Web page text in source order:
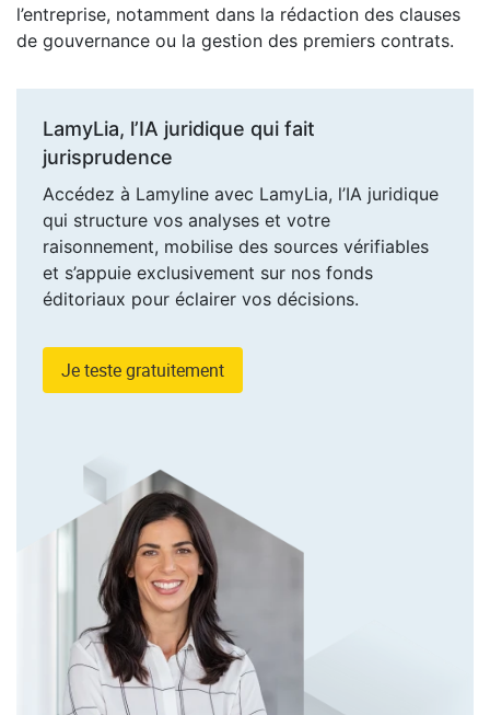
l’entreprise, notamment dans la rédaction des clauses
de gouvernance ou la gestion des premiers contrats.
LamyLia, l’IA juridique qui fait
jurisprudence
Accédez à Lamyline avec LamyLia, l’IA juridique
qui structure vos analyses et votre
raisonnement, mobilise des sources vérifiables
et s’appuie exclusivement sur nos fonds
éditoriaux pour éclairer vos décisions.
Je teste gratuitement